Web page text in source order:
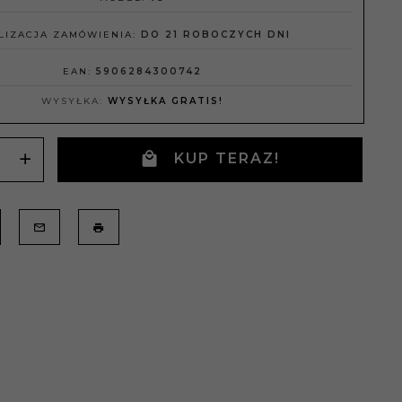
ZAMÓWIENIA: DO 21 ROBOCZYCH DNI
EAN: 5906284300742
WYSYŁKA: WYSYŁKA GRATIS!
KUP TERAZ!